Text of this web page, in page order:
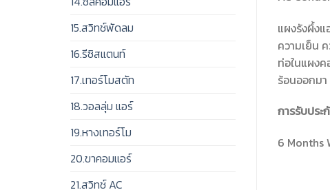
15.สวิทช์พัดลม
16.รีซิสแตนท์
17.เทอร์โมสตัท
18.วอลลุ่ม แอร์
19.หางเทอร์โม
20.ขาคอมแอร์
21.สวิทช์ AC
แผงรังผึ้ง
ความเย็น
ท่อในแผงค
ร้อนออกมา
การรับประ
6 Months